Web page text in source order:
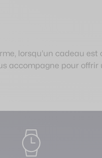
lorsqu’un cadeau
accompagne pour offrir